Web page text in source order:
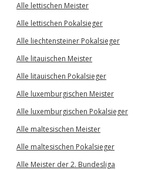
Alle lettischen Meister
Alle lettischen Pokalsieger
Alle liechtensteiner Pokalsieger
Alle litauischen Meister
Alle litauischen Pokalsieger
Alle luxemburgischen Meister
Alle luxemburgischen Pokalsieger
Alle maltesischen Meister
Alle maltesischen Pokalsieger
Alle Meister der 2. Bundesliga